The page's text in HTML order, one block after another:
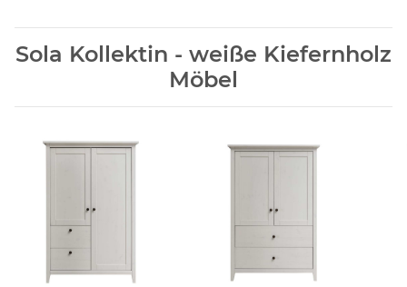
Sola Kollektin - weiße Kiefernholz
Möbel